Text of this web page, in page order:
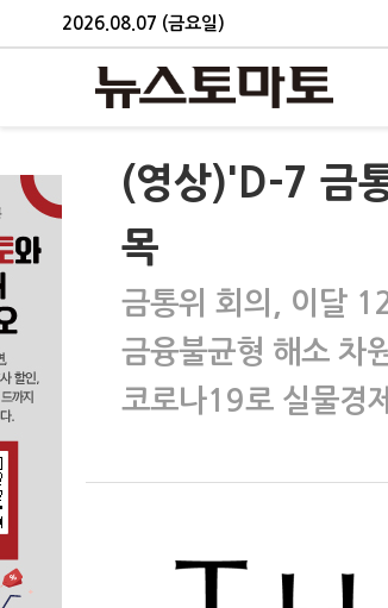
2026.08.07 (금요일)
(영상)'D-7 금
목
금통위 회의, 이달
금융불균형 해소 차
코로나19로 실물경